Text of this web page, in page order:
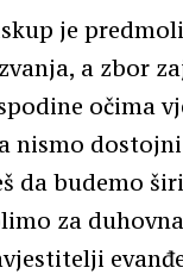
je
a zbor
očima
nismo
da budemo
za